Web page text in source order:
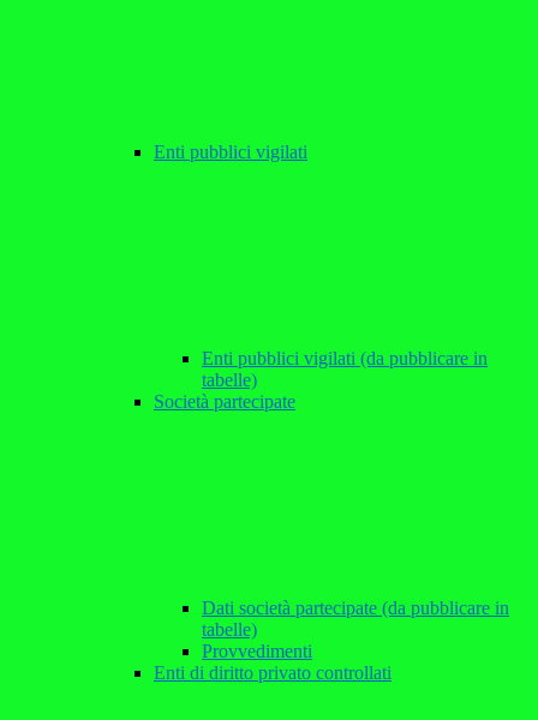
Enti pubblici vigilati
Enti pubblici vigilati (da pubblicare in
tabelle)
Società partecipate
Dati società partecipate (da pubblicare in
tabelle)
Provvedimenti
Enti di diritto privato controllati